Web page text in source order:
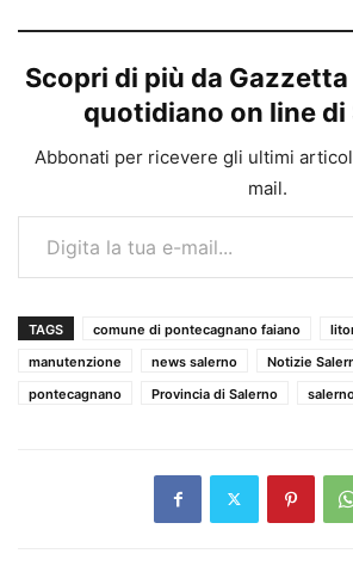
Scopri di più da
quotidiano on line di
Abbonati per ricevere gli ultimi
mail.
Digita la tua e-mail...
TAGS comune di pontecagnano faiano
manutenzione
news salerno Notizie
pontecagnano
Provincia di Salerno